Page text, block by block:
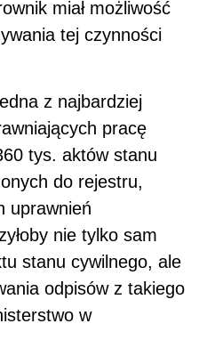
miał możliwość
tej czynności
z najbardziej
pracę
tys. aktów stanu
do rejestru,
uprawnień
nie tylko sam
stanu cywilnego, ale
odpisów z takiego
w